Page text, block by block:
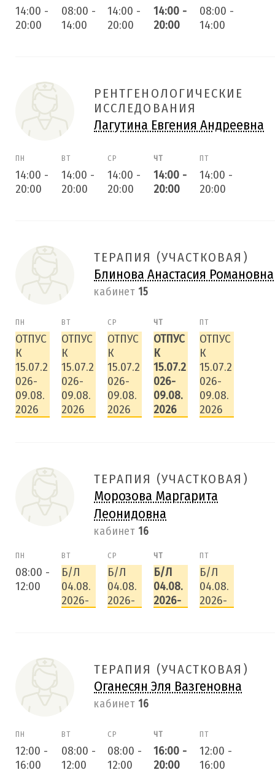
14:00 -
20:00
08:00 -
14:00
14:00 -
20:00
14:00 -
20:00
08:00 -
14:00
РЕНТГЕНОЛОГИЧЕСКИЕ
ИССЛЕДОВАНИЯ
Лагутина Евгения Андреевна
ПН
14:00 -
20:00
ВТ
14:00 -
20:00
СР
14:00 -
20:00
ЧТ
14:00 -
20:00
ПТ
14:00 -
20:00
ТЕРАПИЯ (УЧАСТКОВАЯ)
Блинова Анастасия Романовна
кабинет 15
ПН
ОТПУС
К
15.07.2
026-
09.08.
2026
ВТ
ОТПУС
К
15.07.2
026-
09.08.
2026
СР
ОТПУС
К
15.07.2
026-
09.08.
2026
ЧТ
ОТПУС
К
15.07.2
026-
09.08.
2026
ПТ
ОТПУС
К
15.07.2
026-
09.08.
2026
ТЕРАПИЯ (УЧАСТКОВАЯ)
Морозова Маргарита
Леонидовна
кабинет 16
ПН
08:00 -
12:00
ВТ
Б/Л
04.08.
2026-
СР
Б/Л
04.08.
2026-
ЧТ
Б/Л
04.08.
2026-
ПТ
Б/Л
04.08.
2026-
ТЕРАПИЯ (УЧАСТКОВАЯ)
Оганесян Эля Вазгеновна
кабинет 16
ПН
12:00 -
16:00
ВТ
08:00 -
12:00
СР
08:00 -
12:00
ЧТ
16:00 -
20:00
ПТ
12:00 -
16:00